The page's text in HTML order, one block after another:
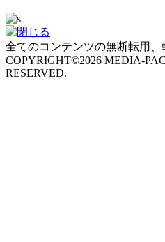
全てのコンテンツの無断転用、
COPYRIGHT©2026 MEDIA-
RESERVED.